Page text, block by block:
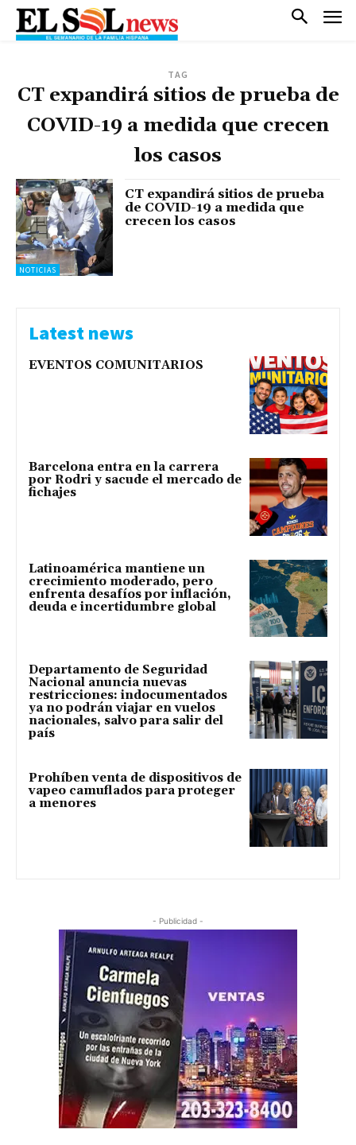
TAG
CT expandirá sitios de prueba de
COVID-19 a medida que crecen
los casos
NOTICIAS
CT expandirá sitios de prueba
de COVID-19 a medida que
crecen los casos
Latest news
EVENTOS COMUNITARIOS
Barcelona entra en la carrera
por Rodri y sacude el mercado de
fichajes
Latinoamérica mantiene un
crecimiento moderado, pero
enfrenta desafíos por inflación,
deuda e incertidumbre global
Departamento de Seguridad
Nacional anuncia nuevas
restricciones: indocumentados
ya no podrán viajar en vuelos
nacionales, salvo para salir del
país
Prohíben venta de dispositivos de
vapeo camuflados para proteger
a menores
- Publicidad -